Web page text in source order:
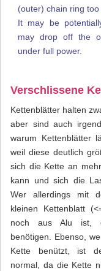
(outer) chain ring
It may be
may drop off the
under full power.
Verschlissene
Kettenblätter halten
aber sind auch
warum Kettenblätter
weil diese deutlich
sich die Kette an
kann und sich die
Wer allerdings mit
kleinen Kettenblatt
noch aus Alu ist,
benötigen. Ebenso,
Kette benützt, ist
normal, da die Kette